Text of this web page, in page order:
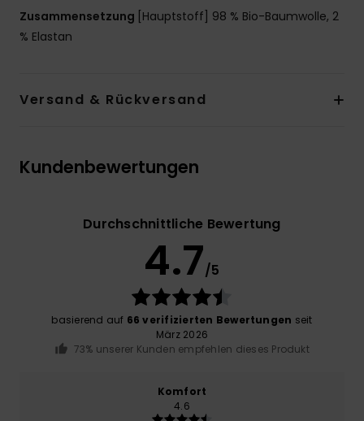
Zusammensetzung [Hauptstoff] 98 % Bio-Baumwolle, 2
% Elastan
Versand & Rückversand
Kundenbewertungen
Durchschnittliche Bewertung
4.7/5
basierend auf 66 verifizierten Bewertungen seit
März 2026
73% unserer Kunden empfehlen dieses Produkt
Komfort
4.6